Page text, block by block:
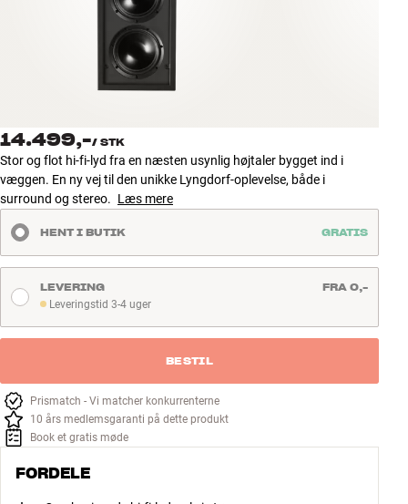
INSPIRATION
NYHEDER
TILBUD
Kundeservice
Log ind
Kundeservice
Byg med Lyd
14.499,-/ STK
Stor og flot hi-fi-lyd fra en næsten usynlig højtaler bygget ind i
væggen. En ny vej til den unikke Lyngdorf-oplevelse, både i
surround og stereo. Læs mere
HENT I BUTIK GRATIS
Leveringstid 3-4 uger
Leveringstid 3-4 uger
LEVERING FRA 0,-
BESTIL
Prismatch - Vi matcher konkurrenterne
10 års medlemsgaranti på dette produkt
Book et gratis møde
FORDELE